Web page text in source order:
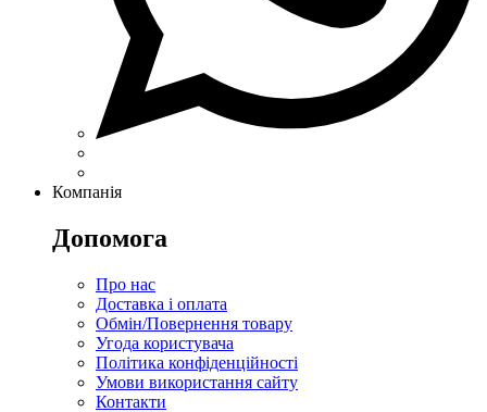
Компанія
Допомога
Про нас
Доставка і оплата
Обмін/Повернення товару
Угода користувача
Політика конфіденційності
Умови використання сайту
Контакти